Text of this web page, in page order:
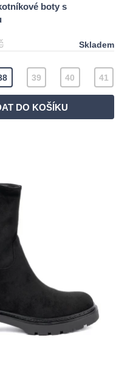
boty s
Skladem
39 40 41